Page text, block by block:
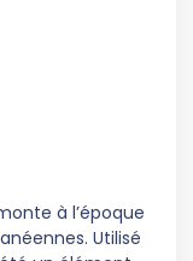
à l’époque
Utilisé